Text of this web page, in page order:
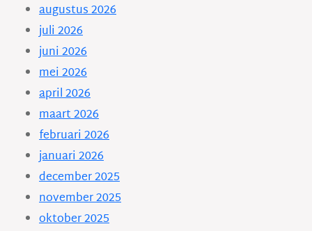
augustus 2026
juli 2026
juni 2026
mei 2026
april 2026
maart 2026
februari 2026
januari 2026
december 2025
november 2025
oktober 2025